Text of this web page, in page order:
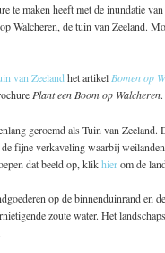
te maken heeft met de inundatie
Walcheren, de tuin van Zeeland.
van Zeelandhet artikelBomen op
Plant een Boom op Walcheren.
geroemd als Tuin van Zeeland.
fijne verkaveling waarbij
dat beeld op, klikhierom de
op de binnenduinrand en
zoute water. Het